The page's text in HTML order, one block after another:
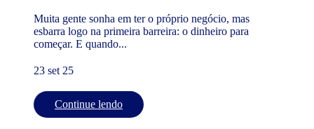
Muita gente sonha em ter o próprio negócio, mas
esbarra logo na primeira barreira: o dinheiro para
começar. E quando...
23 set 25
Continue lendo